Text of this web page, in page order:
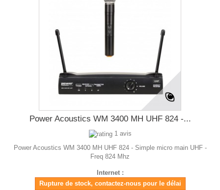
Power Acoustics WM 3400 MH UHF 824 -...
1 avis
Power Acoustics WM 3400 MH UHF 824 - Simple micro main UHF -
Freq 824 Mhz
Internet :
Rupture de stock, contactez-nous pour le délai